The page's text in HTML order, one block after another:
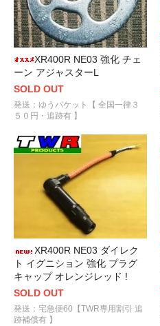
XR400R NE03 強化 チェ
ーン アジャスターL
SOLD OUT
発送：ゆうパケット【 全国一律３
５０円・追跡有 】
XR400R NE03 ダイレク
ト イグニション 強化 プラグ
キャップ オレンジレッド !
SOLD OUT
発送：宅急便60【TWR専用割引 追
跡補償有 】